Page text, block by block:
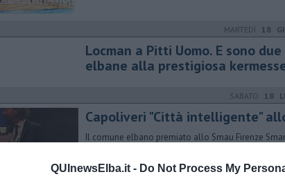
QUInewsElba.it - Do Not Process My
MARTEDÌ 18
Locman a Pitti Uomo. E sono
elbane alla prestigiosa
SABATO 18
Capoliveri "Città intelligente"
Il comune elbano premiato allo Smau Firenze